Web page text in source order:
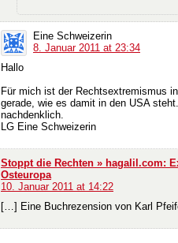
Eine Schweizerin
8. Januar 2011 at 23:34
Hallo
Für mich ist der Rechtsextremismus
gerade, wie es damit in den USA
nachdenklich.
LG Eine Schweizerin
Stoppt die Rechten » hagalil.com:
Osteuropa
10. Januar 2011 at 14:22
[…] Eine Buchrezension von Karl